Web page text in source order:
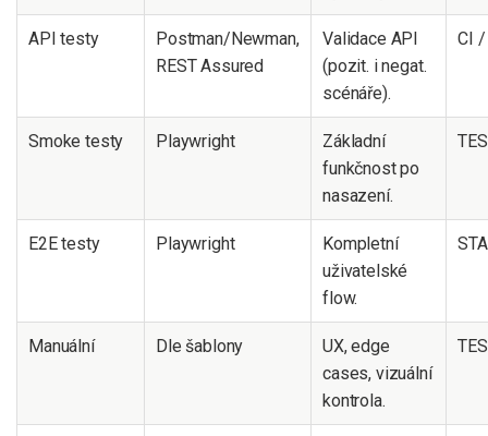
API testy
Postman/Newman,
REST Assured
Validace API
(pozit. i negat.
scénáře).
CI /
Smoke testy Playwright
Základní
funkčnost po
nasazení.
E2E testy Playwright
Kompletní
uživatelské
flow.
Manuální Dle šablony
UX, edge
cases, vizuální
kontrola.